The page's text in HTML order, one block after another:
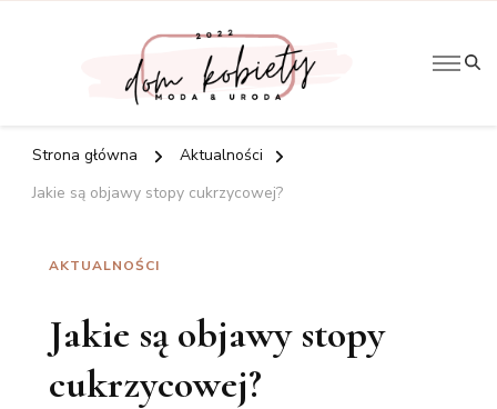
Artykuły
Strona główna
Aktualności
Jakie są objawy stopy cukrzycowej?
AKTUALNOŚCI
Jakie są objawy stopy
cukrzycowej?